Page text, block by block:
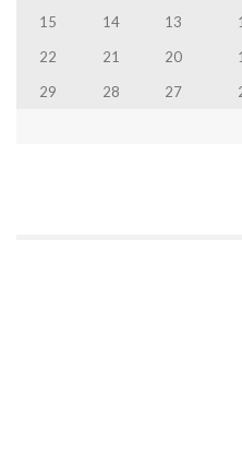
13
14
15
20
21
22
27
28
29